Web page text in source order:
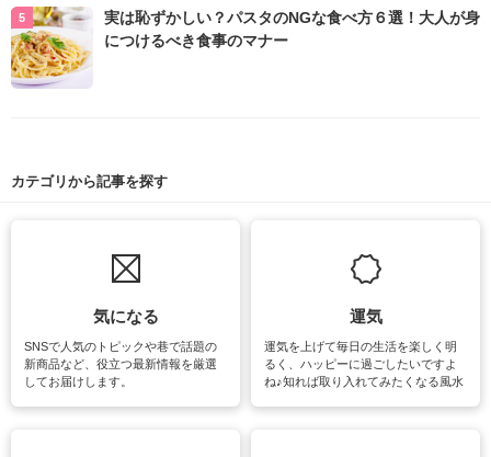
実は恥ずかしい？パスタのNGな食べ方６選！大人が身
につけるべき食事のマナー
カテゴリから記事を探す
気になる
SNSで人気のトピックや巷で話題の
新商品など、役立つ最新情報を厳選
してお届けします。
運気
運気を上げて毎日の生活を楽しく明
るく、ハッピーに過ごしたいですよ
ね♪知れば取り入れてみたくなる風水